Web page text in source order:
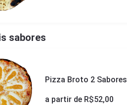
sabores
Pizza Broto 2 Sabores
a partir de R$52,00